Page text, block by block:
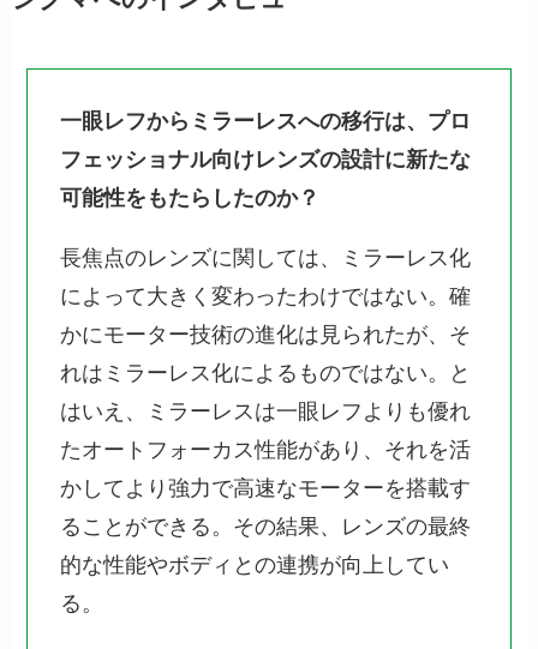
一眼レフからミラーレスへの移行は、プロ
フェッショナル向けレンズの設計に新たな
可能性をもたらしたのか？
長焦点のレンズに関しては、ミラーレス化
によって大きく変わったわけではない。確
かにモーター技術の進化は見られたが、そ
れはミラーレス化によるものではない。と
はいえ、ミラーレスは一眼レフよりも優れ
たオートフォーカス性能があり、それを活
かしてより強力で高速なモーターを搭載す
ることができる。その結果、レンズの最終
的な性能やボディとの連携が向上してい
る。